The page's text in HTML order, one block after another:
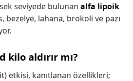
seviyede bulunan alfa lipoik
bezelye, lahana, brokoli ve pazı
kilo aldırır mı?
etkisi, kanıtlanan özellikleri;